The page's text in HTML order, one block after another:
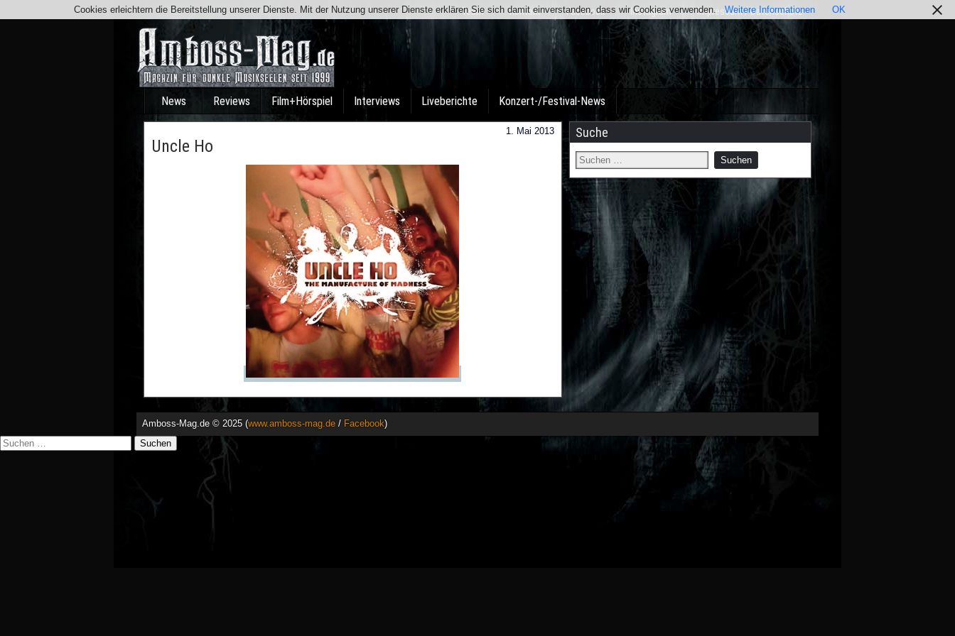
Team Kontakt Facebook Instagram Impressum / Datenschutz
News Reviews Film+Hörspiel Interviews Liveberichte Konzert-/Festival-News
1. Mai 2013
Uncle Ho
Suche
Amboss-Mag.de © 2025 (www.amboss-mag.de / Facebook)
Cookies erleichtern die Bereitstellung unserer Dienste. Mit der Nutzung unserer Dienste erklären Sie sich damit einverstanden, dass wir Cookies verwenden. Weitere Informationen OK